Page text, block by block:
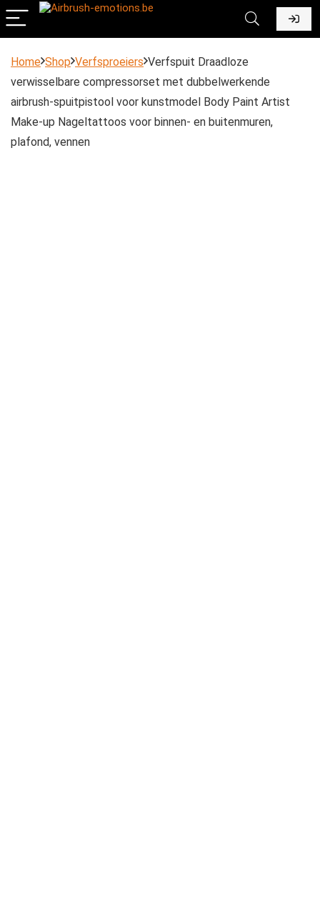
Home Shop Verfsproeiers Verfspuit Draadloze
verwisselbare compressorset met dubbelwerkende
airbrush-spuitpistool voor kunstmodel Body Paint Artist
Make-up Nageltattoos voor binnen- en buitenmuren,
plafond, vennen